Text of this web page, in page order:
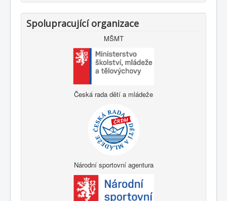
Spolupracující organizace
MŠMT
Česká rada dětí a mládeže
Národní sportovní agentura